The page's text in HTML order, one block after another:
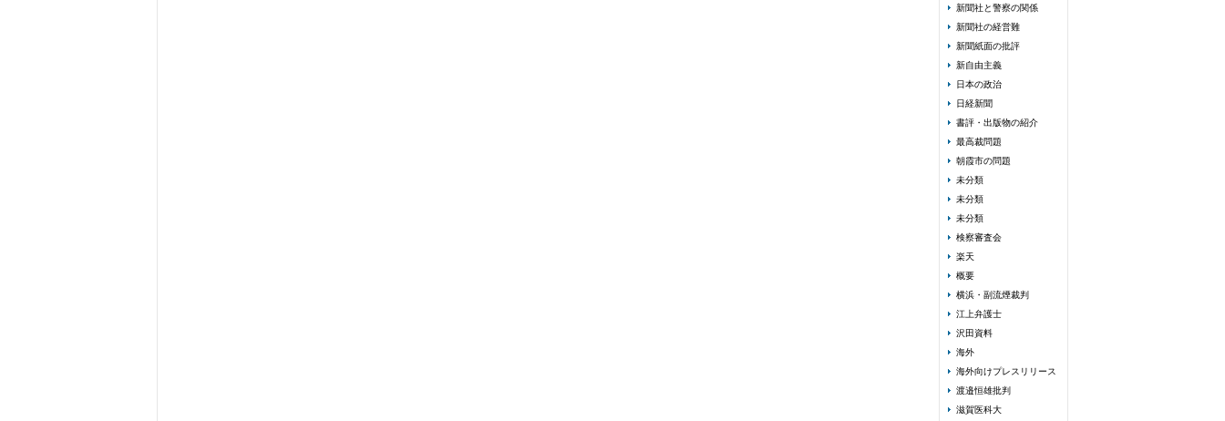
新聞社と警察の関係
新聞社の経営難
新聞紙面の批評
新自由主義
日本の政治
日経新聞
書評・出版物の紹介
最高裁問題
朝霞市の問題
未分類
未分類
未分類
検察審査会
楽天
概要
横浜・副流煙裁判
江上弁護士
沢田資料
海外
海外向けプレスリリース
渡邉恒雄批判
滋賀医科大